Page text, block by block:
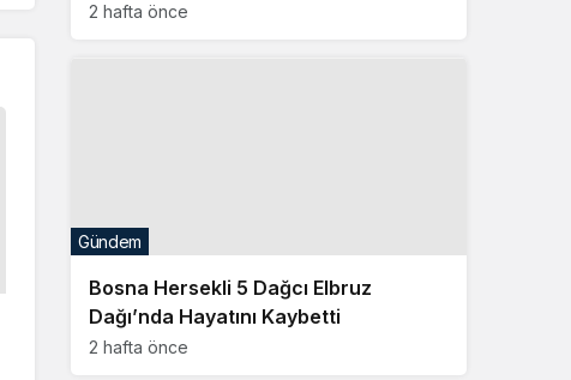
2 hafta önce
Bosna Hersekli 5 Dağcı Elbruz
Dağı’nda Hayatını Kaybetti
2 hafta önce
Gündem